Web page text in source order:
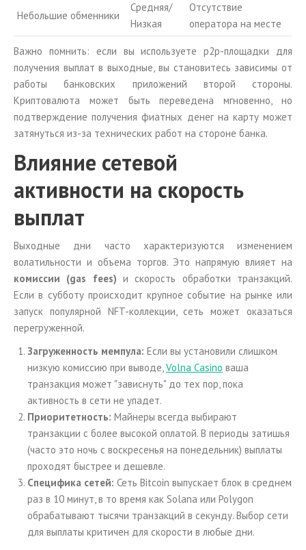
Небольшие обменники
Средняя/
Низкая
Отсутствие
оператора на месте
Важно помнить: если вы используете p2p-площадки для
получения выплат в выходные, вы становитесь зависимы от
работы банковских приложений второй стороны.
Криптовалюта может быть переведена мгновенно, но
подтверждение получения фиатных денег на карту может
затянуться из-за технических работ на стороне банка.
Влияние сетевой
активности на скорость
выплат
Выходные дни часто характеризуются изменением
волатильности и объема торгов. Это напрямую влияет на
комиссии (gas fees) и скорость обработки транзакций.
Если в субботу происходит крупное событие на рынке или
запуск популярной NFT-коллекции, сеть может оказаться
перегруженной.
Загруженность мемпула: Если вы установили слишком
низкую комиссию при выводе,Volna Casino ваша
транзакция может "зависнуть" до тех пор, пока
активность в сети не упадет.
Приоритетность: Майнеры всегда выбирают
транзакции с более высокой оплатой. В периоды затишья
(часто это ночь с воскресенья на понедельник) выплаты
проходят быстрее и дешевле.
Специфика сетей: Сеть Bitcoin выпускает блок в среднем
раз в 10 минут, в то время как Solana или Polygon
обрабатывают тысячи транзакций в секунду. Выбор сети
для выплаты критичен для скорости в любые дни.